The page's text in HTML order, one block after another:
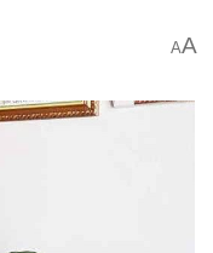
AA